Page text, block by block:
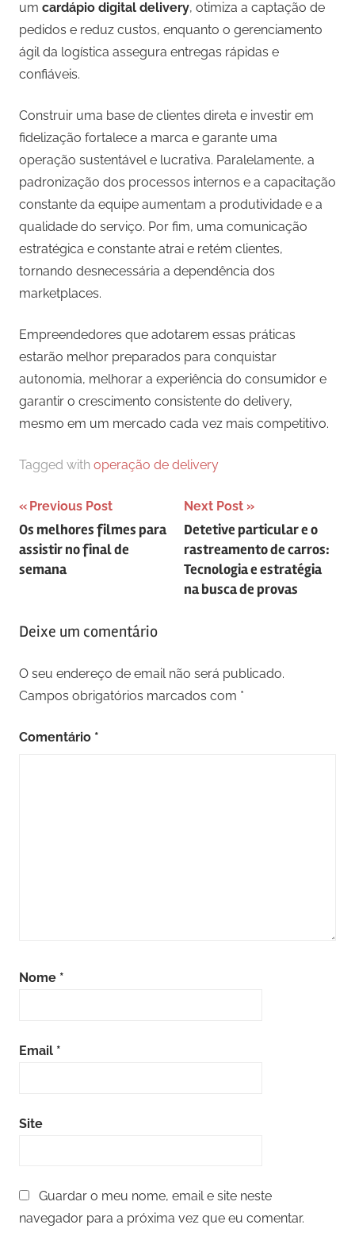
um cardápio digital delivery, otimiza a captação de
pedidos e reduz custos, enquanto o gerenciamento
ágil da logística assegura entregas rápidas e
confiáveis.
Construir uma base de clientes direta e investir em
fidelização fortalece a marca e garante uma
operação sustentável e lucrativa. Paralelamente, a
padronização dos processos internos e a capacitação
constante da equipe aumentam a produtividade e a
qualidade do serviço. Por fim, uma comunicação
estratégica e constante atrai e retém clientes,
tornando desnecessária a dependência dos
marketplaces.
Empreendedores que adotarem essas práticas
estarão melhor preparados para conquistar
autonomia, melhorar a experiência do consumidor e
garantir o crescimento consistente do delivery,
mesmo em um mercado cada vez mais competitivo.
Tagged with operação de delivery
Navegação
de
artigos
Previous Post
Os melhores filmes para
assistir no final de
semana
Next Post
Detetive particular e o
rastreamento de carros:
Tecnologia e estratégia
na busca de provas
Deixe um comentário
O seu endereço de email não será publicado.
Campos obrigatórios marcados com *
Comentário *
Nome *
Email *
Site
Guardar o meu nome, email e site neste
navegador para a próxima vez que eu comentar.